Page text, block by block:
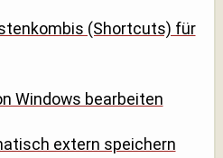
(Shortcuts) für
Windows bearbeiten
extern speichern